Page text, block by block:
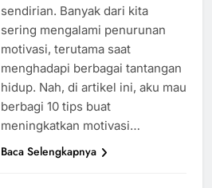
sendirian. Banyak dari kita
sering mengalami penurunan
motivasi, terutama saat
menghadapi berbagai tantangan
hidup. Nah, di artikel ini, aku mau
berbagi 10 tips buat
meningkatkan motivasi…
Baca Selengkapnya